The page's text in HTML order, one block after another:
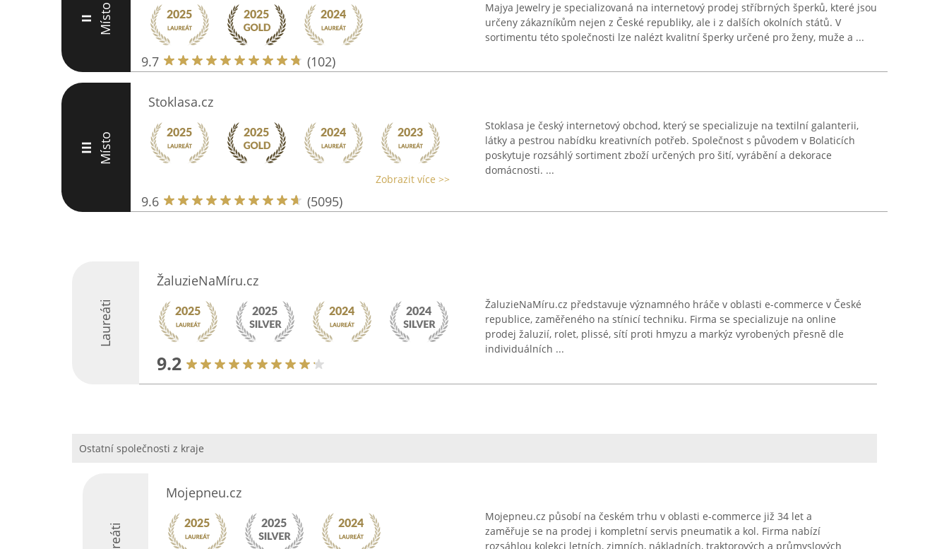
II Místo
9.7 (102)
Majya Jewelry je specializovaná na internetový prodej stříbrných šperků, které jsou
určeny zákazníkům nejen z České republiky, ale i z dalších okolních států. V
sortimentu této společnosti lze nalézt kvalitní šperky určené pro ženy, muže a ...
III Místo
Stoklasa.cz
Zobrazit více >>
9.6 (5095)
Stoklasa je český internetový obchod, který se specializuje na textilní galanterii,
látky a pestrou nabídku kreativních potřeb. Společnost s původem v Bolaticích
poskytuje rozsáhlý sortiment zboží určených pro šití, vyrábění a dekorace
domácnosti. ...
Laureáti
ŽaluzieNaMíru.cz
9.2
ŽaluzieNaMíru.cz představuje významného hráče v oblasti e-commerce v České
republice, zaměřeného na stínicí techniku. Firma se specializuje na online
prodej žaluzií, rolet, plissé, sítí proti hmyzu a markýz vyrobených přesně dle
individuálních ...
Ostatní společnosti z kraje
Mojepneu.cz
Mojepneu.cz působí na českém trhu v oblasti e-commerce již 34 let a
zaměřuje se na prodej i kompletní servis pneumatik a kol. Firma nabízí
rozsáhlou kolekci letních, zimních, nákladních, traktorových a průmyslových